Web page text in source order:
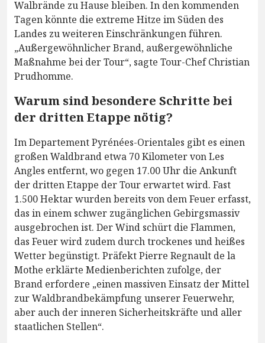
Walbrände zu Hause bleiben. In den kommenden
Tagen könnte die extreme Hitze im Süden des
Landes zu weiteren Einschränkungen führen.
„Außergewöhnlicher Brand, außergewöhnliche
Maßnahme bei der Tour“, sagte Tour-Chef Christian
Prudhomme.
Warum sind besondere Schritte bei
der dritten Etappe nötig?
Im Departement Pyrénées-Orientales gibt es einen
großen Waldbrand etwa 70 Kilometer von Les
Angles entfernt, wo gegen 17.00 Uhr die Ankunft
der dritten Etappe der Tour erwartet wird. Fast
1.500 Hektar wurden bereits von dem Feuer erfasst,
das in einem schwer zugänglichen Gebirgsmassiv
ausgebrochen ist. Der Wind schürt die Flammen,
das Feuer wird zudem durch trockenes und heißes
Wetter begünstigt. Präfekt Pierre Regnault de la
Mothe erklärte Medienberichten zufolge, der
Brand erfordere „einen massiven Einsatz der Mittel
zur Waldbrandbekämpfung unserer Feuerwehr,
aber auch der inneren Sicherheitskräfte und aller
staatlichen Stellen“.